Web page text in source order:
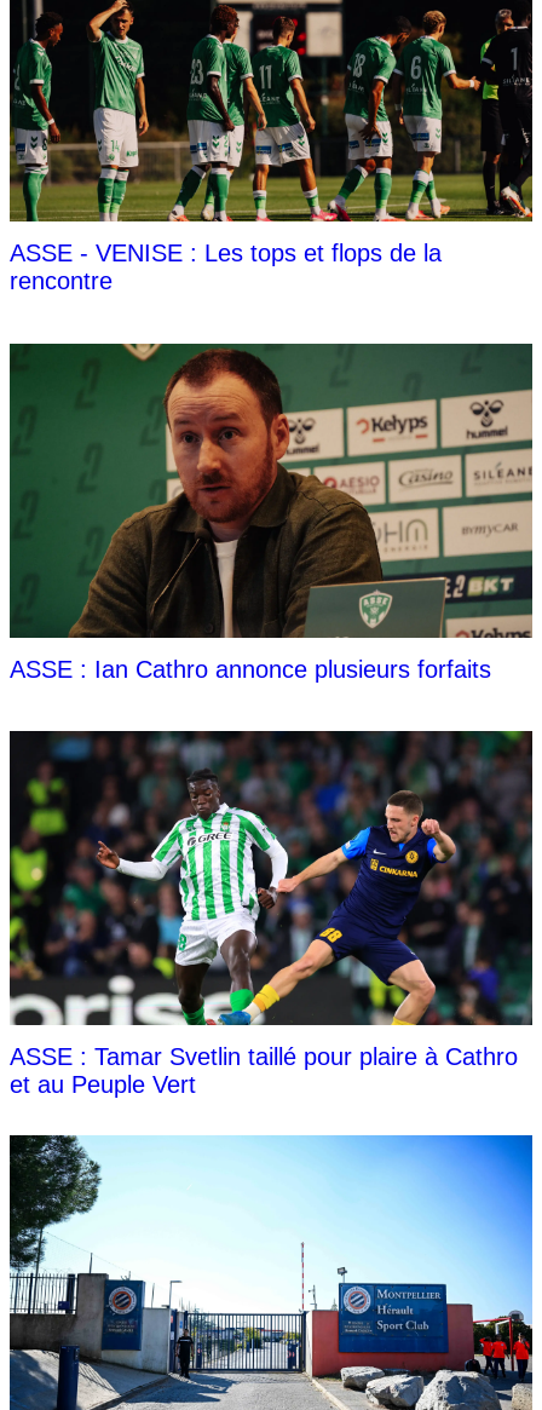
ASSE - VENISE : Les tops et flops de la
rencontre
ASSE : Ian Cathro annonce plusieurs forfaits
ASSE : Tamar Svetlin taillé pour plaire à Cathro
et au Peuple Vert